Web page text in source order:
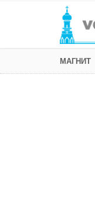
МАГНИТ